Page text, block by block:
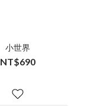
小世界
NT$690